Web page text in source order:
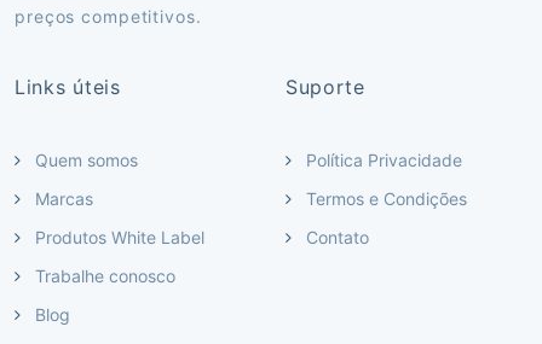
preços competitivos.
Links úteis
Quem somos
Marcas
Produtos White Label
Trabalhe conosco
Blog
Suporte
Política Privacidade
Termos e Condições
Contato